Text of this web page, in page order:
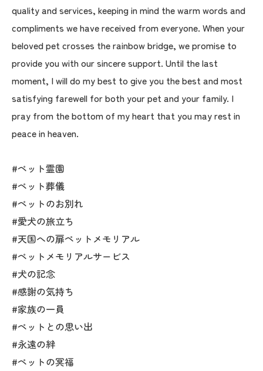
quality and services, keeping in mind the warm words and
compliments we have received from everyone. When your
beloved pet crosses the rainbow bridge, we promise to
provide you with our sincere support. Until the last
moment, I will do my best to give you the best and most
satisfying farewell for both your pet and your family. I
pray from the bottom of my heart that you may rest in
peace in heaven.
#ペット霊園
#ペット葬儀
#ペットのお別れ
#愛犬の旅立ち
#天国への扉ペットメモリアル
#ペットメモリアルサービス
#犬の記念
#感謝の気持ち
#家族の一員
#ペットとの思い出
#永遠の絆
#ペットの冥福